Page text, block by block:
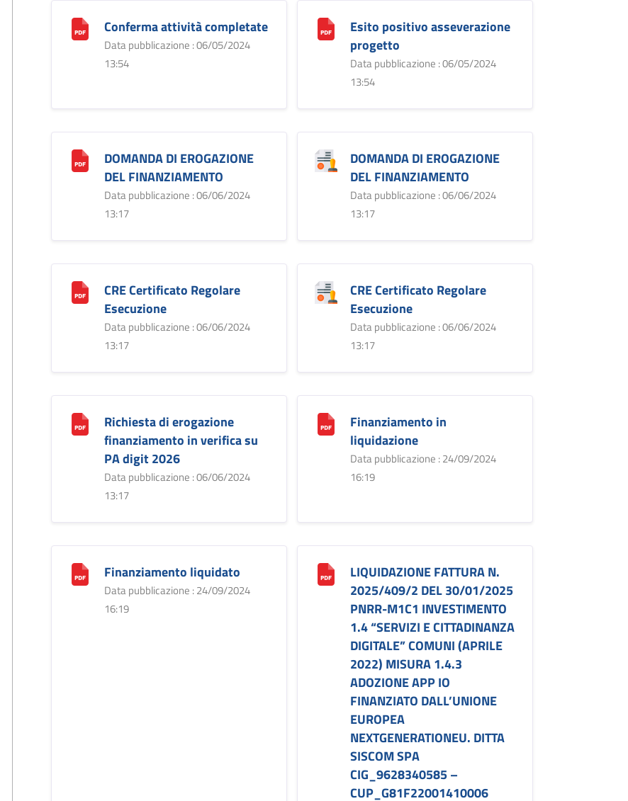
Conferma attività completate
Data pubblicazione : 06/05/2024
13:54
Esito positivo asseverazione
progetto
Data pubblicazione : 06/05/2024
13:54
DOMANDA DI EROGAZIONE
DEL FINANZIAMENTO
Data pubblicazione : 06/06/2024
13:17
DOMANDA DI EROGAZIONE
DEL FINANZIAMENTO
Data pubblicazione : 06/06/2024
13:17
CRE Certificato Regolare
Esecuzione
Data pubblicazione : 06/06/2024
13:17
CRE Certificato Regolare
Esecuzione
Data pubblicazione : 06/06/2024
13:17
Richiesta di erogazione
finanziamento in verifica su
PA digit 2026
Data pubblicazione : 06/06/2024
13:17
Finanziamento in
liquidazione
Data pubblicazione : 24/09/2024
16:19
Finanziamento liquidato
Data pubblicazione : 24/09/2024
16:19
LIQUIDAZIONE FATTURA N.
2025/409/2 DEL 30/01/2025
PNRR-M1C1 INVESTIMENTO
1.4 “SERVIZI E CITTADINANZA
DIGITALE” COMUNI (APRILE
2022) MISURA 1.4.3
ADOZIONE APP IO
FINANZIATO DALL’UNIONE
EUROPEA
NEXTGENERATIONEU. DITTA
SISCOM SPA
CIG_9628340585 –
CUP_G81F22001410006